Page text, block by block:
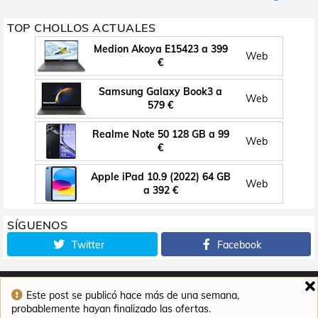
Este post se publicó hace más de una semana,
probablemente hayan finalizado las ofertas.
TOP CHOLLOS ACTUALES
Medion Akoya E15423 a 399
€
Web
Samsung Galaxy Book3 a
579 €
Web
Realme Note 50 128 GB a 99
€
Web
Apple iPad 10.9 (2022) 64 GB
a 392 €
Web
SÍGUENOS
Twitter Facebook
Inicio Contacto Aviso legal Política de cookies